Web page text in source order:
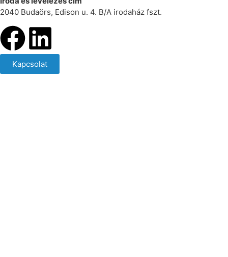
2040 Budaörs, Edison u. 4. B/A irodaház fszt.
Kapcsolat